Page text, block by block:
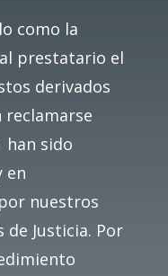
como la
prestatario el
derivados
reclamarse
han sido
en
nuestros
de Justicia. Por